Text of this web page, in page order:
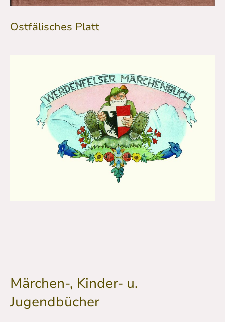
Ostfälisches Platt
Märchen-, Kinder- u.
Jugendbücher